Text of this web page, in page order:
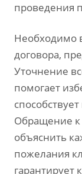
проведения
Необходимо
договора‚
Уточнение
помогает
Обращение к
объяснить
пожелания
гарантирует